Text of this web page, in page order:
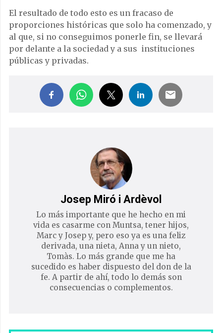
El resultado de todo esto es un fracaso de
proporciones históricas que solo ha comenzado, y
al que, si no conseguimos ponerle fin, se llevará
por delante a la sociedad y a sus instituciones
públicas y privadas.
Josep Miró i Ardèvol
Lo más importante que he hecho en mi
vida es casarme con Muntsa, tener hijos,
Marc y Josep y, pero eso ya es una feliz
derivada, una nieta, Anna y un nieto,
Tomàs. Lo más grande que me ha
sucedido es haber dispuesto del don de la
fe. A partir de ahí, todo lo demás son
consecuencias o complementos.